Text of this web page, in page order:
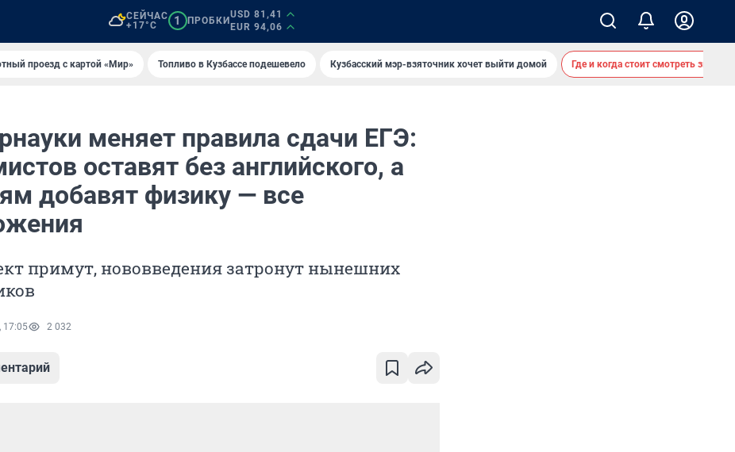
СЕЙЧАС
+17°C
1 ПРОБКИ
USD 81,41
EUR 94,06
проезд с картой «Мир» Топливо в Кузбассе подешевело Кузбасский мэр-взяточник хочет выйти домой Где и когда стоит смотреть
меняет правила сдачи ЕГЭ:
оставят без английского, а
добавят физику — все
примут, нововведения затронут нынешних
17:05 2 032